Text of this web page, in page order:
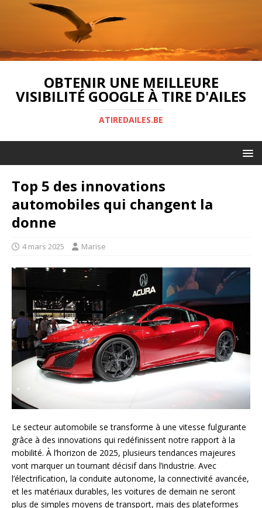
OBTENIR UNE MEILLEURE
VISIBILITÉ GOOGLE À TIRE D'AILES
ATIREDAILES.BE
Top 5 des innovations
automobiles qui changent la
donne
4 mars 2025 Marise
Le secteur automobile se transforme à une vitesse fulgurante
grâce à des innovations qui redéfinissent notre rapport à la
mobilité. À l’horizon de 2025, plusieurs tendances majeures
vont marquer un tournant décisif dans l’industrie. Avec
l’électrification, la conduite autonome, la connectivité avancée,
et les matériaux durables, les voitures de demain ne seront
plus de simples moyens de transport, mais des plateformes